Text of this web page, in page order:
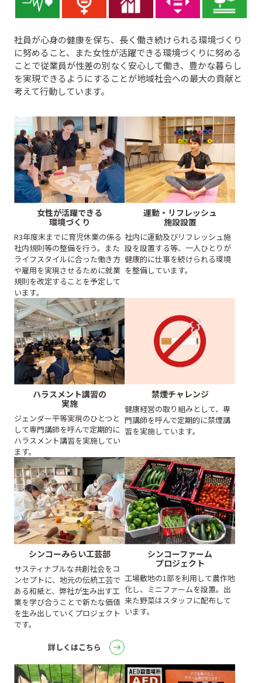
社員が心身の健康を保ち、長く働き続けられる環境づくり
に努めること、また女性が活躍できる環境づくりに努める
ことで従業員が性差の別なく安心して働き、豊かな暮らし
を実現できるようにすることが地域社会への最大の貢献と
考えて行動しています。
女性が活躍できる
環境づくり
R3年度末までに育児休業の係る
社内規則等の整備を行う。また
ライフスタイルに合った働き方
や雇用を実現させるために就業
規則を改定することを予定して
います。
運動・リフレッシュ
施設設置
社内に運動及びリフレッシュ施
設を設置する等、一人ひとりが
健康的に仕事を続けられる環境
を整備しています。
ハラスメント講習の
実施
ジェンダー平等実現のひとつと
して専門講師を呼んで定期的に
ハラスメント講習を実施してい
ます。
禁煙チャレンジ
健康経営の取り組みとして、専
門講師を呼んで定期的に禁煙講
習を実施しています。
シンコーみらい工芸部
サスティナブルな共創社会をコ
ンセプトに、地元の伝統工芸で
ある和紙と、弊社が生み出す工
業を学び合うことで新たな価値
を生み出していくプロジェクト
です。
詳しくはこちら
シンコーファーム
プロジェクト
工場敷地の1部を利用して農作地
化し、ミニファームを設置。出
来た野菜はスタッフに配布して
います。